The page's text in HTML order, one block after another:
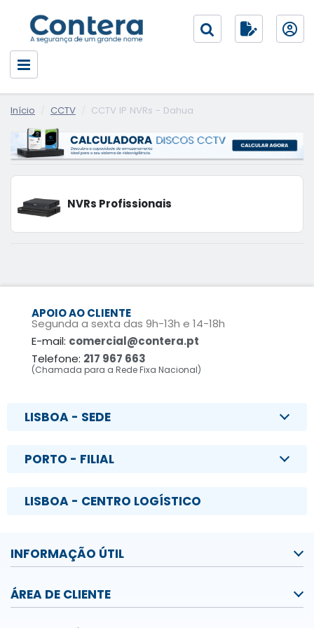
Início CCTV CCTV IP NVRs - Dahua
NVRs Profissionais
APOIO AO CLIENTE
Segunda a sexta das 9h-13h e 14-18h
E-mail: comercial@contera.pt
Telefone: 217 967 663
(Chamada para a Rede Fixa Nacional)
LISBOA - SEDE
PORTO - FILIAL
LISBOA - CENTRO LOGÍSTICO
INFORMAÇÃO ÚTIL
ÁREA DE CLIENTE